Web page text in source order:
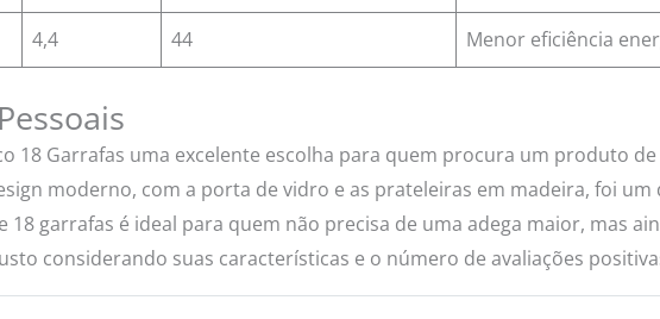
4,4 44 Menor eficiência
18 Garrafas uma excelente escolha para quem procura um produto
moderno, com a porta de vidro e as prateleiras em madeira, foi um
18 garrafas é ideal para quem não precisa de uma adega maior, mas
considerando suas características e o número de avaliações